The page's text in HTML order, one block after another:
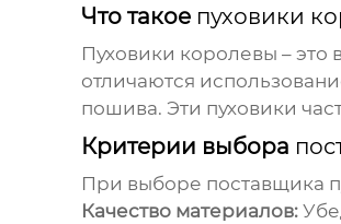
Что такое пуховики
Пуховики королевы – это
отличаются
пошива. Эти пуховики
Критерии выбора
При выборе поставщика
Качество материалов: